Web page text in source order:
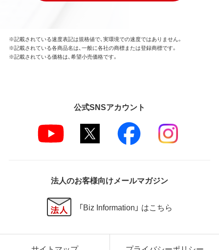
※記載されている速度表記は規格値で、実環境での速度ではありません。
※記載されている各商品名は、一般に各社の商標または登録商標です。
※記載されている価格は、希望小売価格です。
公式SNSアカウント
法人のお客様向けメールマガジン
「Biz Information」 はこちら